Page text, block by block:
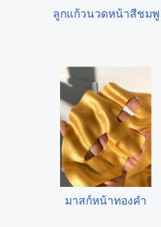
ลูกแก้วนวดหน้าสีชมพู
มาสก์หน้าทองคำ